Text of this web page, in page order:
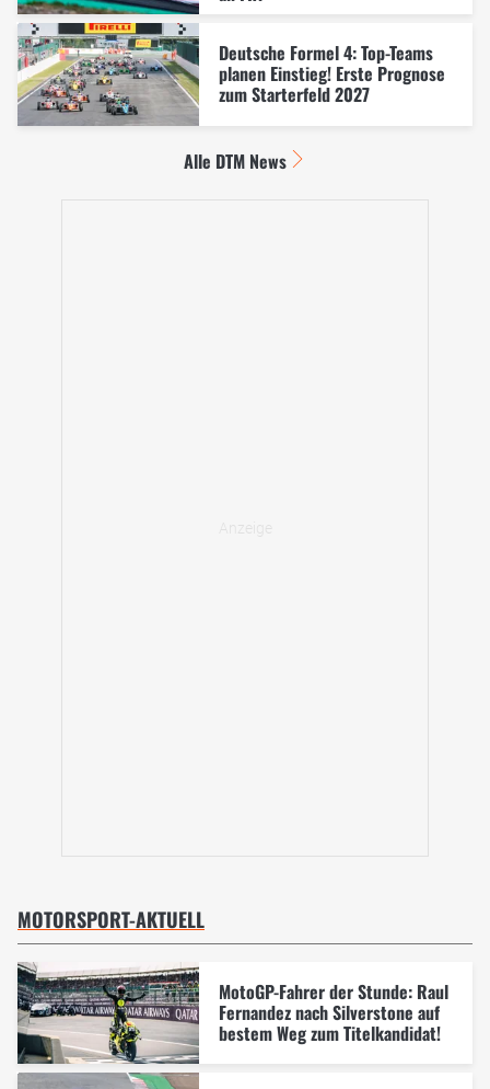
Deutsche Formel 4: Top-Teams
planen Einstieg! Erste Prognose
zum Starterfeld 2027
Alle DTM News
MOTORSPORT-AKTUELL
MotoGP-Fahrer der Stunde: Raul
Fernandez nach Silverstone auf
bestem Weg zum Titelkandidat!